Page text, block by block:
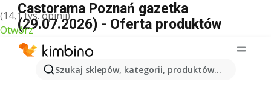
(14,1 tys. opinii)
Otwórz
Szukaj sklepów, kategorii, produktów...
Castorama Poznań gazetka
(29.07.2026) - Oferta produktów